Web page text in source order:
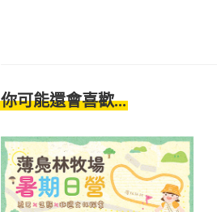
你可能還會喜歡...